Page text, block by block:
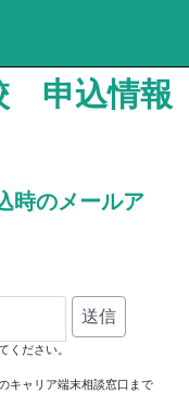
申込情報
時のメールア
ください。
キャリア端末相談窓口まで